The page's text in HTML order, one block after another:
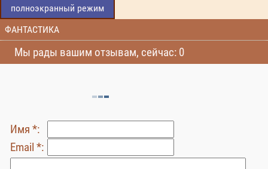
полноэкранный режим
ФАНТАСТИКА
Мы рады вашим отзывам, сейчас: 0
Имя *:
Email *: